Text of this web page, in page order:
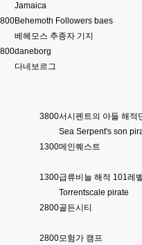
Jamaica
Behemoth Followers baes
베헤모스 추종자 기지
daneborg
다네보르그
3800서시펜트의 아들 해적
Sea Serpent's son
1300메인퀘스트
1300급류비늘 해적 101레
Torrentscale pirate
2800골든시티
2800모험가 캠프
저로 접속해도 3명인거보면
00:18
00:19
;;